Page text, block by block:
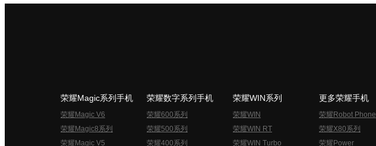
荣耀Magic系列手机
荣耀Magic V6
荣耀Magic8系列
荣耀Magic V5
荣耀数字系列手机
荣耀600系列
荣耀500系列
荣耀400系列
荣耀WIN系列
荣耀WIN
荣耀WIN RT
荣耀WIN Turbo
更多荣耀手机
荣耀Robot Phone
荣耀X80系列
荣耀Power